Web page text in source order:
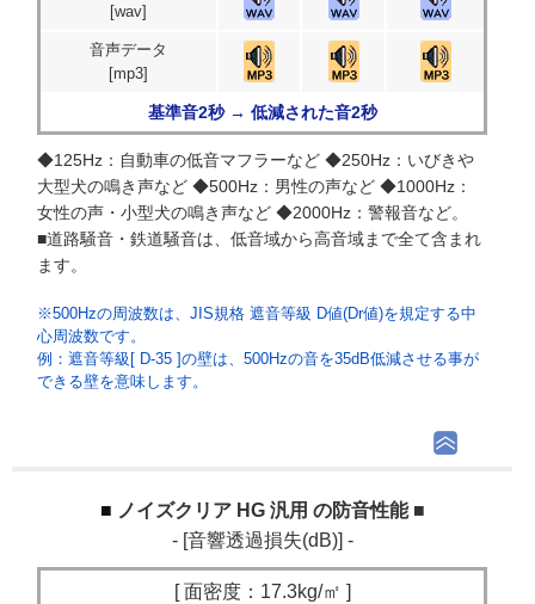
[wav]
音声データ
[mp3]
基準音2秒 → 低減された音2秒
◆125Hz：自動車の低音マフラーなど ◆250Hz：いびきや
大型犬の鳴き声など ◆500Hz：男性の声など ◆1000Hz：
女性の声・小型犬の鳴き声など ◆2000Hz：警報音など。
■道路騒音・鉄道騒音は、低音域から高音域まで全て含まれ
ます。
※500Hzの周波数は、JIS規格 遮音等級 D値(Dr値)を規定する中
心周波数です。
例：遮音等級[ D-35 ]の壁は、500Hzの音を35dB低減させる事が
できる壁を意味します。
ノイズクリア HG 汎用 の防音性能 ■
- [音響透過損失(dB)] -
[ 面密度：17.3kg/㎡ ]